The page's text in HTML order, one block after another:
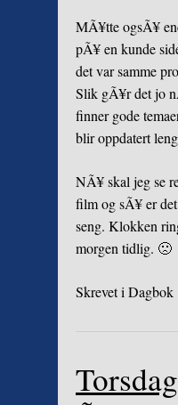
MÃ¥tte ogsÃ¥
pÃ¥ en kunde
det var samme
Slik gÃ¥r det jo
finner gode
blir oppdatert
NÃ¥ skal jeg se
film og sÃ¥ er
seng. Klokken
morgen tidlig. 🙁
Skrevet i Dagbok